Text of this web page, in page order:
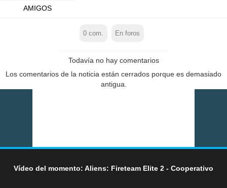
AMIGOS
0 com. En foros
Todavía no hay comentarios
Los comentarios de la noticia están cerrados porque es demasiado
antigua.
Vídeo del momento: Aliens: Fireteam Elite 2 - Cooperativo